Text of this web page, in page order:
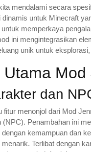
mendalami secara
dinamis untuk Minecraft
memperkaya
ini mengintegrasikan
unik untuk
Utama Mod
dan
fitur menonjol dari Mod
(NPC). Penambahan ini
dengan kemampuan dan
Terlibat dengan